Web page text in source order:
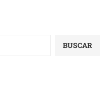
BUSCAR